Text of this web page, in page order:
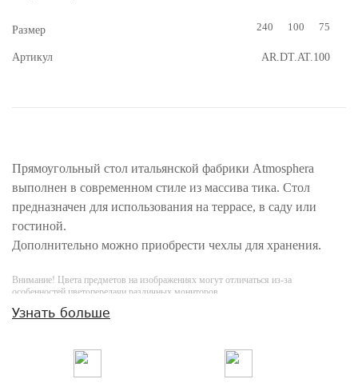
Размер 240 100 75
Артикул AR.DT.AT.100
Прямоугольный стол итальянской фабрики Atmosphera
выполнен в современном стиле из массива тика. Стол
предназначен для использования на террасе, в саду или
гостиной.
Дополнительно можно приобрести чехлы для хранения.
Внимание! Цвета предметов на изображениях могут отличаться из-за
особенностей цветопередачи различных мониторов.
Узнать больше